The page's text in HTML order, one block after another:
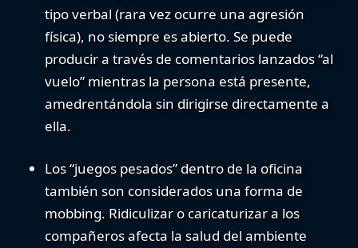
tipo verbal (rara vez ocurre una agresión
física), no siempre es abierto. Se puede
producir a través de comentarios lanzados “al
vuelo” mientras la persona está presente,
amedrentándola sin dirigirse directamente a
ella.
Los“juegos pesados” dentro de la oficina
también son considerados una forma de
mobbing. Ridiculizar o caricaturizar a los
compañeros afecta la salud del ambiente